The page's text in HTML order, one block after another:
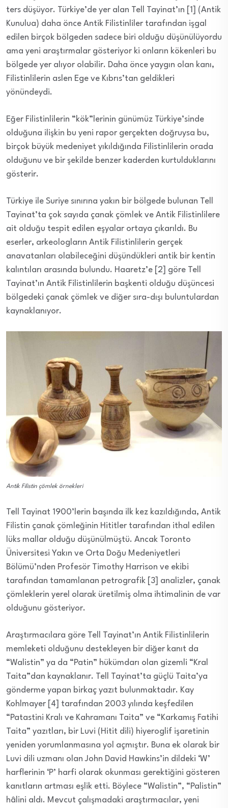
ters düşüyor. Türkiye’de yer alan Tell Tayinat’ın [1] (Antik
Kunulua) daha önce Antik Filistinliler tarafından işgal
edilen birçok bölgeden sadece biri olduğu düşünülüyordu
ama yeni araştırmalar gösteriyor ki onların kökenleri bu
bölgede yer alıyor olabilir. Daha önce yaygın olan kanı,
Filistinlilerin aslen Ege ve Kıbrıs’tan geldikleri
yönündeydi.
Eğer Filistinlilerin “kök”lerinin günümüz Türkiye’sinde
olduğuna ilişkin bu yeni rapor gerçekten doğruysa bu,
birçok büyük medeniyet yıkıldığında Filistinlilerin orada
olduğunu ve bir şekilde benzer kaderden kurtulduklarını
gösterir.
Türkiye ile Suriye sınırına yakın bir bölgede bulunan Tell
Tayinat’ta çok sayıda çanak çömlek ve Antik Filistinlilere
ait olduğu tespit edilen eşyalar ortaya çıkarıldı. Bu
eserler, arkeologların Antik Filistinlilerin gerçek
anavatanları olabileceğini düşündükleri antik bir kentin
kalıntıları arasında bulundu. Haaretz’e [2] göre Tell
Tayinat’ın Antik Filistinlilerin başkenti olduğu düşüncesi
bölgedeki çanak çömlek ve diğer sıra-dışı buluntulardan
kaynaklanıyor.
Antik Filistin çömlek örnekleri
Tell Tayinat 1900’lerin başında ilk kez kazıldığında, Antik
Filistin çanak çömleğinin Hititler tarafından ithal edilen
lüks mallar olduğu düşünülmüştü. Ancak Toronto
Üniversitesi Yakın ve Orta Doğu Medeniyetleri
Bölümü’nden Profesör Timothy Harrison ve ekibi
tarafından tamamlanan petrografik [3] analizler, çanak
çömleklerin yerel olarak üretilmiş olma ihtimalinin de var
olduğunu gösteriyor.
Araştırmacılara göre Tell Tayinat’ın Antik Filistinlilerin
memleketi olduğunu destekleyen bir diğer kanıt da
“Walistin” ya da “Patin” hükümdarı olan gizemli “Kral
Taita”dan kaynaklanır. Tell Tayinat’ta güçlü Taita’ya
gönderme yapan birkaç yazıt bulunmaktadır. Kay
Kohlmayer [4] tarafından 2003 yılında keşfedilen
“Patastini Kralı ve Kahramanı Taita” ve “Karkamış Fatihi
Taita” yazıtları, bir Luvi (Hitit dili) hiyeroglif işaretinin
yeniden yorumlanmasına yol açmıştır. Buna ek olarak bir
Luvi dili uzmanı olan John David Hawkins’in dildeki ‘W’
harflerinin ‘P’ harfi olarak okunması gerektiğini gösteren
kanıtların artması eşlik etti. Böylece “Walistin”, “Palistin”
hâlini aldı. Mevcut çalışmadaki araştırmacılar, yeni